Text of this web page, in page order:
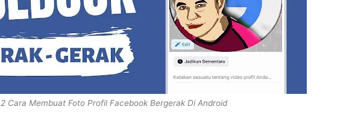
2 Cara Membuat Foto Profil Facebook Bergerak Di Android